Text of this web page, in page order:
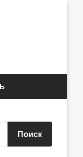
Поиск